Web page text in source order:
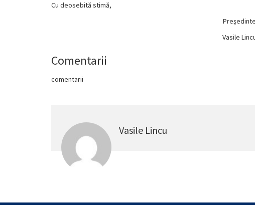
Cu deosebită stimă,
Preşedinte
Vasile
Comentarii
comentarii
Vasile Lincu